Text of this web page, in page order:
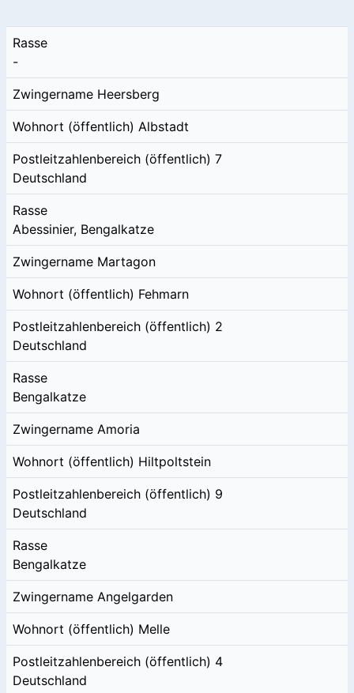
Rasse
-
Zwingername Heersberg
Wohnort (öffentlich) Albstadt
Postleitzahlenbereich (öffentlich) 7
Deutschland
Rasse
Abessinier, Bengalkatze
Zwingername Martagon
Wohnort (öffentlich) Fehmarn
Postleitzahlenbereich (öffentlich) 2
Deutschland
Rasse
Bengalkatze
Zwingername Amoria
Wohnort (öffentlich) Hiltpoltstein
Postleitzahlenbereich (öffentlich) 9
Deutschland
Rasse
Bengalkatze
Zwingername Angelgarden
Wohnort (öffentlich) Melle
Postleitzahlenbereich (öffentlich) 4
Deutschland